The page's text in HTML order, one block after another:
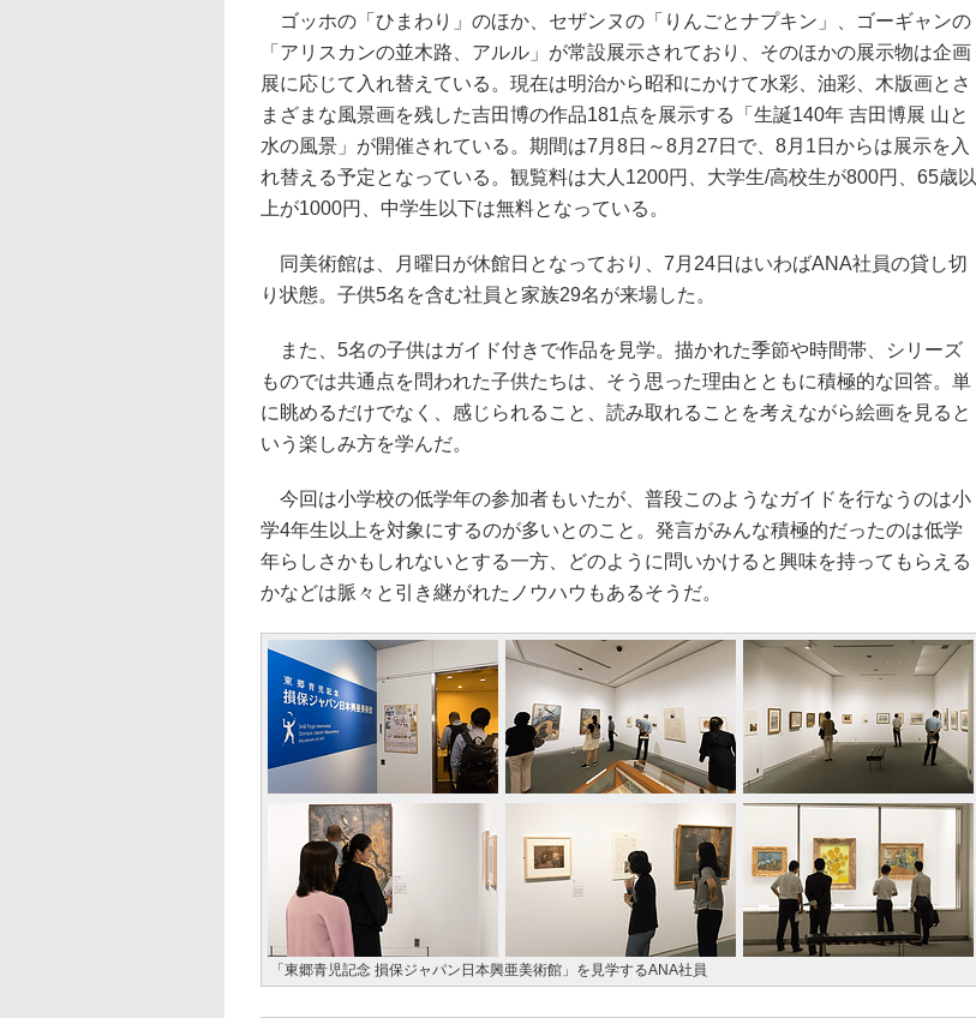
ゴッホの「ひまわり」のほか、セザンヌの「りんごとナプキン」、ゴーギャンの
「アリスカンの並木路、アルル」が常設展示されており、そのほかの展示物は企画
展に応じて入れ替えている。現在は明治から昭和にかけて水彩、油彩、木版画とさ
まざまな風景画を残した吉田博の作品181点を展示する「生誕140年 吉田博展 山と
水の風景」が開催されている。期間は7月8日～8月27日で、8月1日からは展示を入
れ替える予定となっている。観覧料は大人1200円、大学生/高校生が800円、65歳以
上が1000円、中学生以下は無料となっている。
同美術館は、月曜日が休館日となっており、7月24日はいわばANA社員の貸し切
り状態。子供5名を含む社員と家族29名が来場した。
また、5名の子供はガイド付きで作品を見学。描かれた季節や時間帯、シリーズ
ものでは共通点を問われた子供たちは、そう思った理由とともに積極的な回答。単
に眺めるだけでなく、感じられること、読み取れることを考えながら絵画を見ると
いう楽しみ方を学んだ。
今回は小学校の低学年の参加者もいたが、普段このようなガイドを行なうのは小
学4年生以上を対象にするのが多いとのこと。発言がみんな積極的だったのは低学
年らしさかもしれないとする一方、どのように問いかけると興味を持ってもらえる
かなどは脈々と引き継がれたノウハウもあるそうだ。
「東郷青児記念 損保ジャパン日本興亜美術館」を見学するANA社員